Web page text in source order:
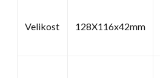
Velikost 128X116x42mm